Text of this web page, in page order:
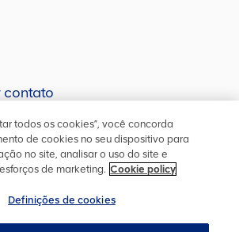
contato
outras informações
todos os cookies”, você concorda
de cookies no seu dispositivo para
no site, analisar o uso do site e
de marketing. Cookie policy
Definições de cookies